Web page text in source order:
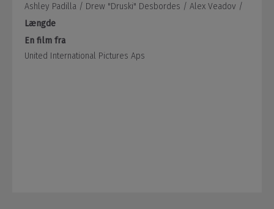
Ashley Padilla / Drew "Druski" Desbordes / Alex Veadov /
Længde
En film fra
United International Pictures Aps